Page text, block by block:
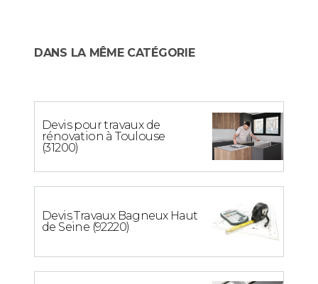
DANS LA MÊME CATÉGORIE
Devis pour travaux de
rénovation à Toulouse
(31200)
Devis Travaux Bagneux Haut
de Seine (92220)